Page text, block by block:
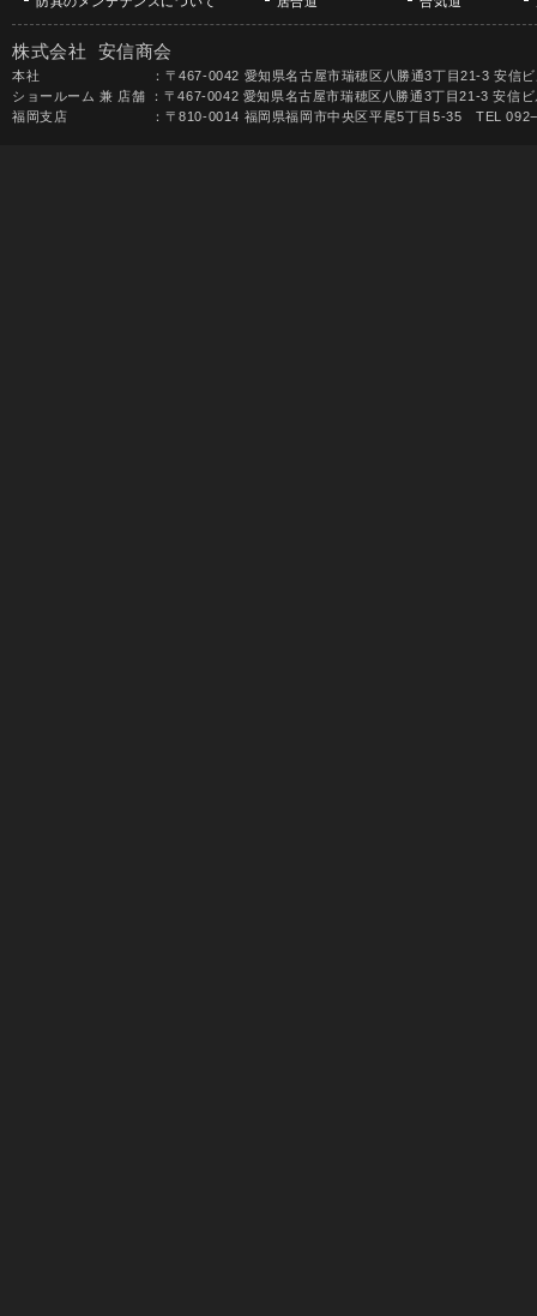
株式会社 安信商会
本社 ：〒467-0042 愛知県名古屋市瑞穂区八勝通3丁目21-3 安信ビル
ショールーム 兼 店舗 ：〒467-0042 愛知県名古屋市瑞穂区八勝通3丁目21-3 安
福岡支店 ：〒810-0014 福岡県福岡市中央区平尾5丁目5-35 TEL